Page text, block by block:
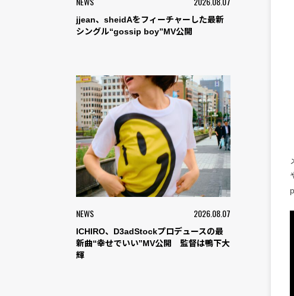
jjean、sheidAをフィーチャーした最新
シングル“gossip boy”MV公開
NEWS 2026.08.07
ICHIRO、D3adStockプロデュースの最
新曲“幸せでいい”MV公開 監督は鴨下大
輝